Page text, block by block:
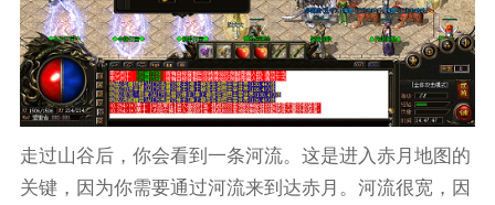
走过山谷后，你会看到一条河流。这是进入赤月地图的
关键，因为你需要通过河流来到达赤月。河流很宽，因